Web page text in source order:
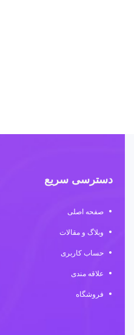
دسترسی سریع
صفحه اصلی
وبلاگ و مقالات
حساب کاربری
علاقه مندی
فروشگاه